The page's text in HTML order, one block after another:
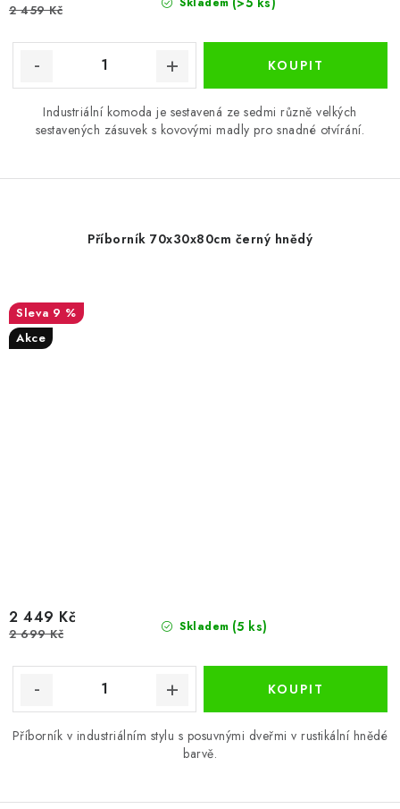
2 459 Kč
Industriální komoda je sestavená ze sedmi různě velkých
sestavených zásuvek s kovovými madly pro snadné otvírání.
Příborník 70x30x80cm černý hnědý
9 %
Akce
Skladem (5 ks)
2 449 Kč
2 699 Kč
Příborník v industriálním stylu s posuvnými dveřmi v rustikální hnědé
barvě.